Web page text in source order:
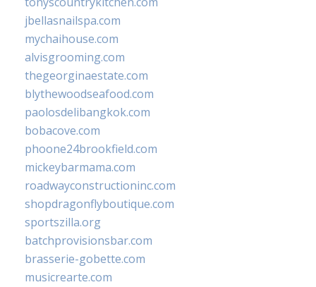
jbellasnailspa.com
mychaihouse.com
alvisgrooming.com
thegeorginaestate.com
blythewoodseafood.com
paolosdelibangkok.com
bobacove.com
phoone24brookfield.com
mickeybarmama.com
roadwayconstructioninc.com
shopdragonflyboutique.com
sportszilla.org
batchprovisionsbar.com
brasserie-gobette.com
musicrearte.com